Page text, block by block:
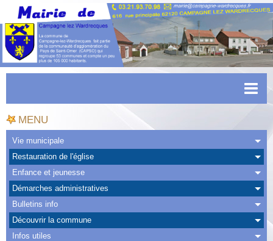
Accueil
Actualités
Facebook
CAPSO
Urbanisme
Transports
MENU
Vie municipale
Restauration de l'église
Enfance et jeunesse
Démarches administratives
Bulletins info
Découvrir la commune
Infos utiles